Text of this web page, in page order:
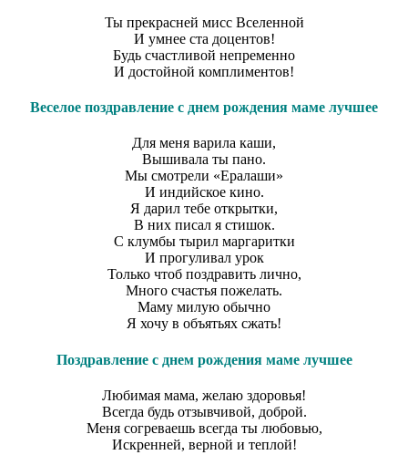
Ты прекрасней мисс Вселенной
И умнее ста доцентов!
Будь счастливой непременно
И достойной комплиментов!
Веселое поздравление с днем рождения маме лучшее
Для меня варила каши,
Вышивала ты пано.
Мы смотрели «Ералаши»
И индийское кино.
Я дарил тебе открытки,
В них писал я стишок.
С клумбы тырил маргаритки
И прогуливал урок
Только чтоб поздравить лично,
Много счастья пожелать.
Маму милую обычно
Я хочу в объятьях сжать!
Поздравление с днем рождения маме лучшее
Любимая мама, желаю здоровья!
Всегда будь отзывчивой, доброй.
Меня согреваешь всегда ты любовью,
Искренней, верной и теплой!